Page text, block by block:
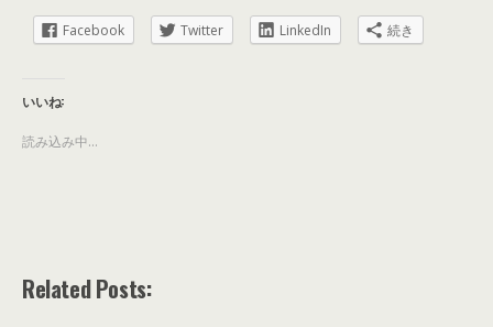
Facebook Twitter LinkedIn 続き
いいね:
読み込み中...
Related Posts: